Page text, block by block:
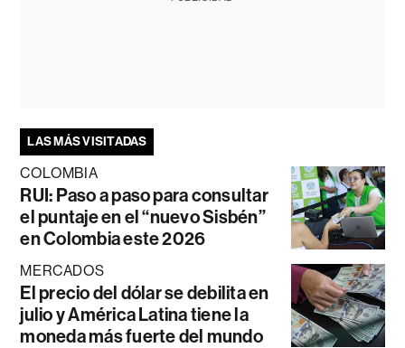
LAS MÁS VISITADAS
COLOMBIA
RUI: Paso a paso para consultar
el puntaje en el “nuevo Sisbén”
en Colombia este 2026
MERCADOS
El precio del dólar se debilita en
julio y América Latina tiene la
moneda más fuerte del mundo